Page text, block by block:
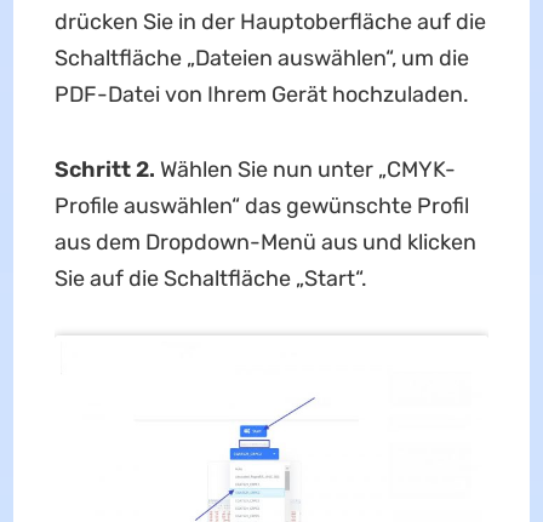
drücken Sie in der Hauptoberfläche auf die
Schaltfläche „Dateien auswählen“, um die
PDF-Datei von Ihrem Gerät hochzuladen.
Schritt 2. Wählen Sie nun unter „CMYK-
Profile auswählen“ das gewünschte Profil
aus dem Dropdown-Menü aus und klicken
Sie auf die Schaltfläche „Start“.